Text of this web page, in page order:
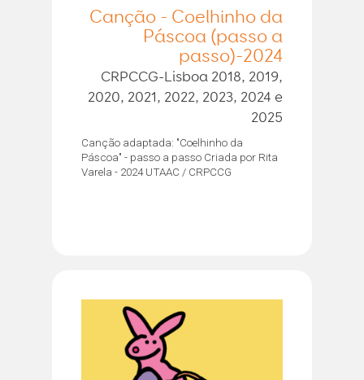
Canção - Coelhinho da
Páscoa (passo a
passo)-2024
CRPCCG-Lisboa 2018, 2019,
2020, 2021, 2022, 2023, 2024 e
2025
Canção adaptada: "Coelhinho da
Páscoa" - passo a passo Criada por Rita
Varela - 2024 UTAAC / CRPCCG